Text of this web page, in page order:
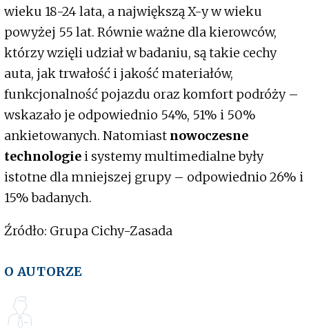
wieku 18-24 lata, a największą X-y w wieku
powyżej 55 lat. Równie ważne dla kierowców,
którzy wzięli udział w badaniu, są takie cechy
auta, jak trwałość i jakość materiałów,
funkcjonalność pojazdu oraz komfort podróży –
wskazało je odpowiednio 54%, 51% i 50%
ankietowanych. Natomiast nowoczesne
technologiei systemy multimedialne były
istotne dla mniejszej grupy – odpowiednio 26% i
15% badanych.
Źródło: Grupa Cichy-Zasada
O AUTORZE